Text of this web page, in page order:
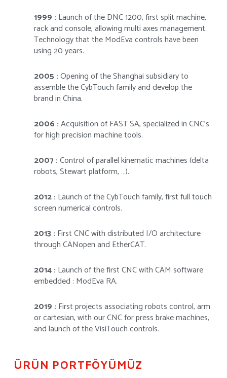
1999 : Launch of the DNC 1200, first split machine,
rack and console, allowing multi axes management.
Technology that the ModEva controls have been
using 20 years.
2005 :Opening of the Shanghai subsidiary to
assemble the CybTouch family and develop the
brand in China.
2006 :Acquisition of FAST SA, specialized in CNC’s
for high precision machine tools.
2007 :Control of parallel kinematic machines (delta
robots, Stewart platform, …).
2012 : Launch of the CybTouch family, first full touch
screen numerical controls.
2013 : First CNC with distributed I/O architecture
through CANopen and EtherCAT.
2014 : Launch of the first CNC with CAM software
embedded : ModEva RA.
2019 : First projects associating robots control, arm
or cartesian, with our CNC for press brake machines,
and launch of the VisiTouch controls.
ÜRÜN PORTFÖYÜMÜZ